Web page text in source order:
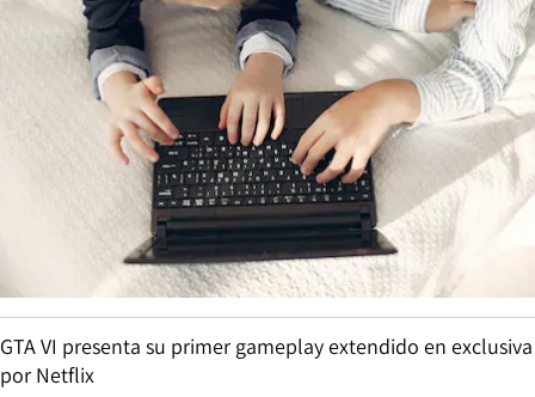
GTA VI presenta su primer gameplay extendido en exclusiva
por Netflix